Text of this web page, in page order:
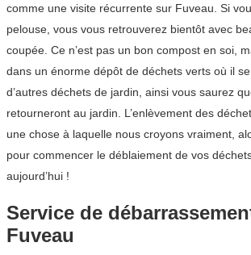
comme une visite récurrente sur Fuveau. Si
pelouse, vous vous retrouverez bientôt avec
coupée. Ce n’est pas un bon compost en soi,
dans un énorme dépôt de déchets verts où il
d’autres déchets de jardin, ainsi vous saurez
retourneront au jardin. L’enlèvement des
une chose à laquelle nous croyons vraiment,
pour commencer le déblaiement de vos
aujourd’hui !
Service de
Fuveau